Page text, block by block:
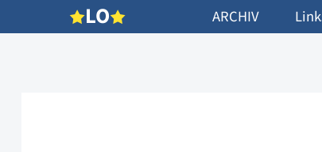
LO ARCHIV